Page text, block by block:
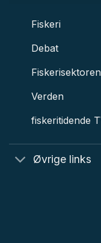
Fiskeri
Debat
Fiskerisektoren
Verden
fiskeritidende
Øvrige links